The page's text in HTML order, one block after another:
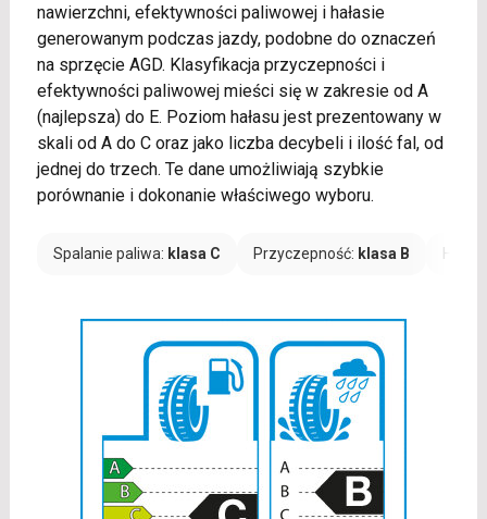
nawierzchni, efektywności paliwowej i hałasie
generowanym podczas jazdy, podobne do oznaczeń
na sprzęcie AGD. Klasyfikacja przyczepności i
efektywności paliwowej mieści się w zakresie od A
(najlepsza) do E. Poziom hałasu jest prezentowany w
skali od A do C oraz jako liczba decybeli i ilość fal, od
jednej do trzech. Te dane umożliwiają szybkie
porównanie i dokonanie właściwego wyboru.
Spalanie paliwa: klasa C Przyczepność: klasa B